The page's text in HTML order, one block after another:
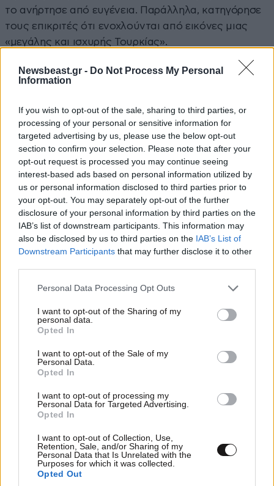
Newsbeast.gr - Do Not Process My Personal
Information
If you wish to opt-out of the sale, sharing to third parties, or
processing of your personal or sensitive information for
targeted advertising by us, please use the below opt-out
section to confirm your selection. Please note that after your
opt-out request is processed you may continue seeing
interest-based ads based on personal information utilized by
us or personal information disclosed to third parties prior to
your opt-out. You may separately opt-out of the further
disclosure of your personal information by third parties on the
IAB’s list of downstream participants. This information may
also be disclosed by us to third parties on the IAB’s List of
Downstream Participants that may further disclose it to other
Please note that this website/app uses one or more Google
not limited to your visit or usage behaviour. You may click to
grant or deny consent to Google and its third-party tags to
use your data for below specified purposes in below Google
consent section.
Personal Data Processing Opt Outs
I want to opt-out of the Sharing of my
personal data.
Opted In
I want to opt-out of the Sale of my
Personal Data.
Opted In
I want to opt-out of processing my
Personal Data for Targeted Advertising.
Opted In
I want to opt-out of Collection, Use,
Retention, Sale, and/or Sharing of my
Personal Data that Is Unrelated with the
Purposes for which it was collected.
Opted Out
το ανήρτησε από ευγένεια. Παράλληλα, κατηγόρησε
τους επικριτές ότι ενοχλούνται από εικόνες μιας
«μεγάλης και ισχυρής Τουρκίας».
Η ομάδα και η πολιτική πίεση
2026 μαζί με την Αυστραλία, την Παραγουάη και τις
Ηνωμένες Πολιτείες.
Στον πάγκο βρίσκεται ο Ιταλός τεχνικός Βιντσέντσο
Μοντέλα, ενώ στο ρόστερ ξεχωρίζουν ο Αρντά
Γκιουλέρ της Ρεάλ Μαδρίτης, ο Κενάν Γιλντίζ της
Γιουβέντους και ο αρχηγός Χακάν Τσαλχάνογλου.
Ο Μοντέλα έχει επιχειρήσει να μειώσει την πίεση
προς τους παίκτες του, ζητώντας να μη σηκώσουν
το βάρος των 24 χρόνων απουσίας από το
Παγκόσμιο Κύπελλο.
Η πολιτική εκστρατεία γύρω από την ομάδα, όμως,
κινείται στην αντίθετη κατεύθυνση. Αντί να αφήσει
πολωμένη χώρα, τη βάζει στο κέντρο μιας ευρύτερης
αφήγησης για τον Ερντογάν, την ισχύ της Τουρκίας
και το κυβερνητικό όραμα για τη χώρα.
Το αποτέλεσμα είναι ότι, πριν ακόμη αρχίσει η μπάλα
να κυλά στο Μουντιάλ, η Τουρκία έχει ήδη
μετατρέψει την επιστροφή της στη διοργάνωση σε
πολιτικό πεδίο μάχης.